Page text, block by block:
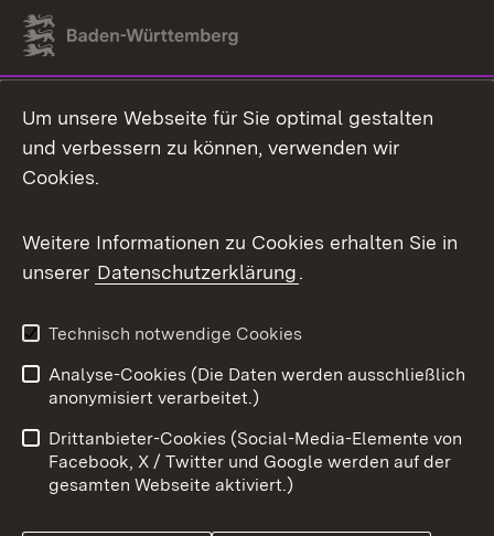
Link zum Landesportal
Um unsere Webseite für Sie optimal gestalten
und verbessern zu können, verwenden wir
Cookies.
Weitere Informationen zu Cookies erhalten Sie in
unserer Datenschutzerklärung.
Technisch notwendige Cookies
Analyse-Cookies (Die Daten werden ausschließlich
anonymisiert verarbeitet.)
Drittanbieter-Cookies (Social-Media-Elemente von
Facebook, X / Twitter und Google werden auf der
gesamten Webseite aktiviert.)